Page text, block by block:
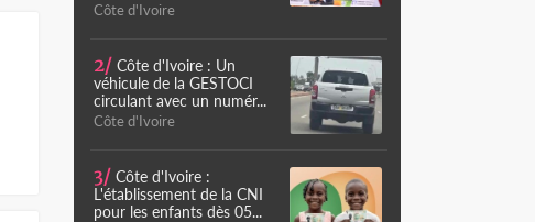
Côte d'Ivoire
2/ Côte d'Ivoire : Un
véhicule de la GESTOCI
circulant avec un numér...
Côte d'Ivoire
3/ Côte d'Ivoire :
L'établissement de la CNI
pour les enfants dès 05...